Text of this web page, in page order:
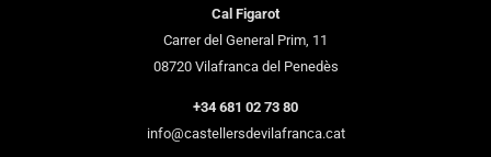
Cal Figarot
Carrer del General Prim, 11
08720 Vilafranca del Penedès
+34 681 02 73 80
info@castellersdevilafranca.cat